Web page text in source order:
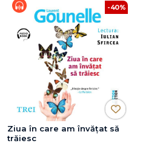
-40%
Ziua în care am învățat să
trăiesc